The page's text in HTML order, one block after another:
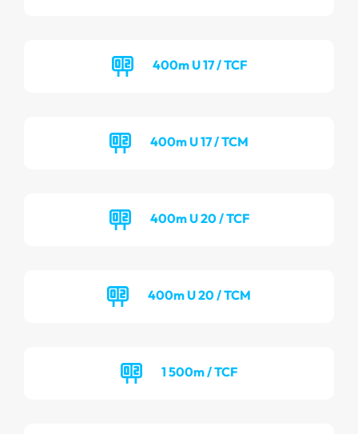
400m U 17 / TCF
400m U 17 / TCM
400m U 20 / TCF
400m U 20 / TCM
1 500m / TCF